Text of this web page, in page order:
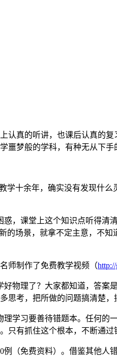
真的听讲，也课后认真的
噩梦般的学科，有种无从下手
学十余年，确实没有发现什
，课堂上这个知识点听得
的场景，就拿不定主意，不
师制作了免费教学视频（
物理了？大家都知道，答
考，把所做的问题搞清楚
学习要善待错题本。任何
有抓住这个根本，不断通
例（免费资料）。借鉴其他人